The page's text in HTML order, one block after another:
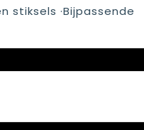
stiksels ·Bijpassende